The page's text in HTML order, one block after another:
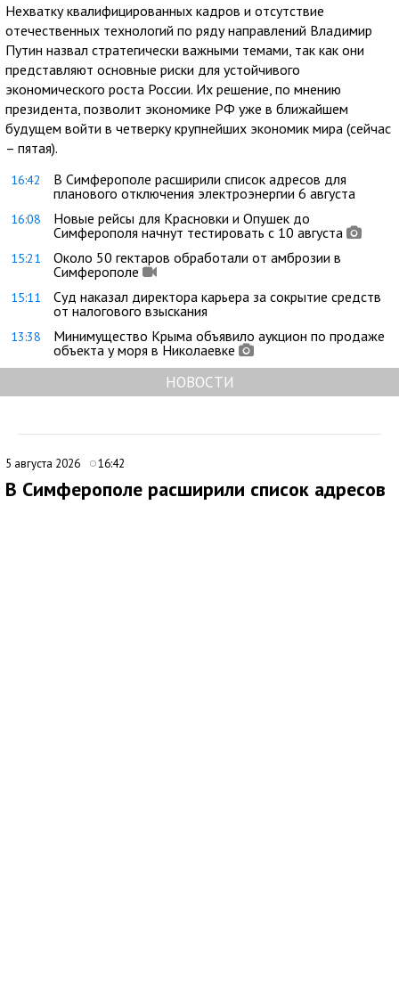
Нехватку квалифицированных кадров и отсутствие
отечественных технологий по ряду направлений Владимир
Путин назвал стратегически важными темами, так как они
представляют основные риски для устойчивого
экономического роста России. Их решение, по мнению
президента, позволит экономике РФ уже в ближайшем
будущем войти в четверку крупнейших экономик мира (сейчас
– пятая).
16:42
В Симферополе расширили список адресов для
планового отключения электроэнергии 6 августа
16:08
Новые рейсы для Красновки и Опушек до
Симферополя начнут тестировать с 10 августа
15:21
Около 50 гектаров обработали от амброзии в
Симферополе
15:11
Суд наказал директора карьера за сокрытие средств
от налогового взыскания
13:38
Минимущество Крыма объявило аукцион по продаже
объекта у моря в Николаевке
НОВОСТИ
5 августа 2026 16:42
В Симферополе расширили список адресов